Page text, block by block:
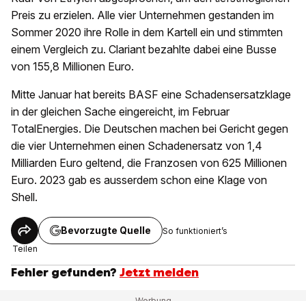
Preis zu erzielen. Alle vier Unternehmen gestanden im
Sommer 2020 ihre Rolle in dem Kartell ein und stimmten
einem Vergleich zu. Clariant bezahlte dabei eine Busse
von 155,8 Millionen Euro.
Mitte Januar hat bereits BASF eine Schadensersatzklage
in der gleichen Sache eingereicht, im Februar
TotalEnergies. Die Deutschen machen bei Gericht gegen
die vier Unternehmen einen Schadenersatz von 1,4
Milliarden Euro geltend, die Franzosen von 625 Millionen
Euro. 2023 gab es ausserdem schon eine Klage von
Shell.
Teilen
Bevorzugte Quelle So funktioniert’s
Fehler gefunden? Jetzt melden